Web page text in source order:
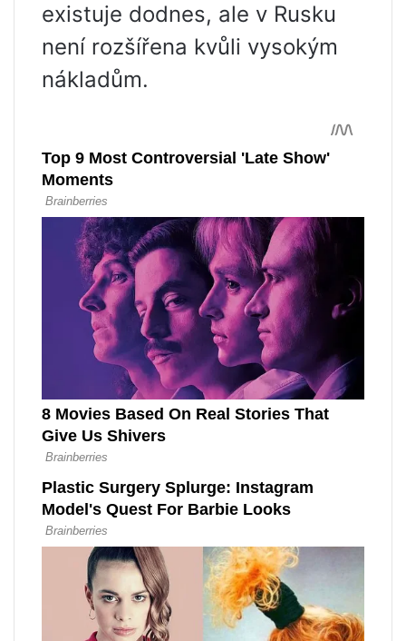
existuje dodnes, ale v Rusku
není rozšířena kvůli vysokým
nákladům.